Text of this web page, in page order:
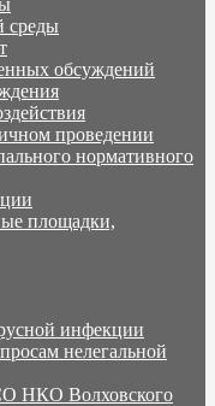
среды
обсуждений
проведении
нормативного
площадки,
инфекции
нелегальной
НКО Волховского